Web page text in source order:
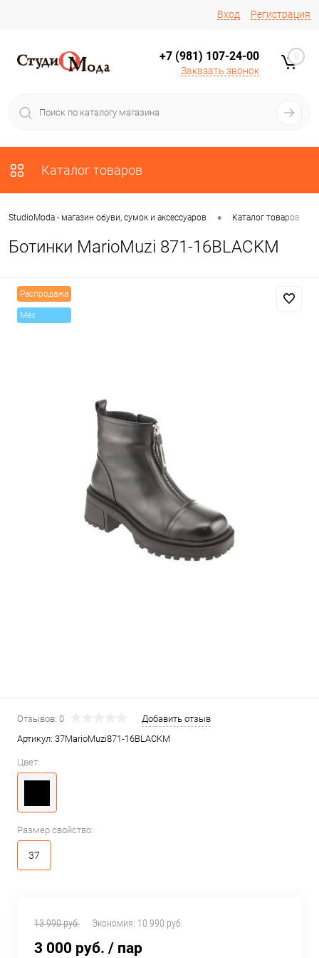
Вход Регистрация
+7 (981) 107-24-00
Заказать звонок
0
Каталог товаров
StudioModa - магазин обуви, сумок и аксессуаров • Каталог товаров
Ботинки MarioMuzi 871-16BLACKM
Распродажа
Mex
Отзывов: 0
Добавить отзыв
Артикул: 37MarioMuzi871-16BLACKM
Цвет:
Размер свойство:
37
13 990 руб. Экономия: 10 990 руб.
3 000 руб. / пар